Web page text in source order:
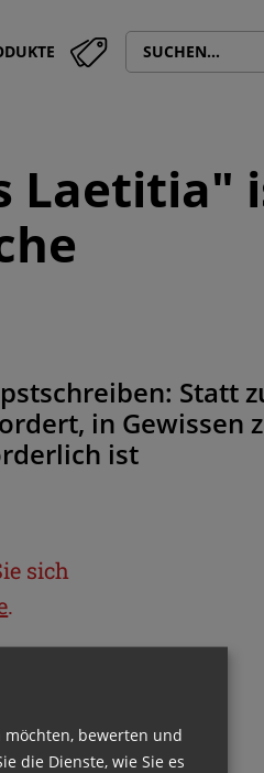
Laetitia"
Statt
in Gewissen
ist
sich
.
bewerten und
die Dienste, wie Sie es